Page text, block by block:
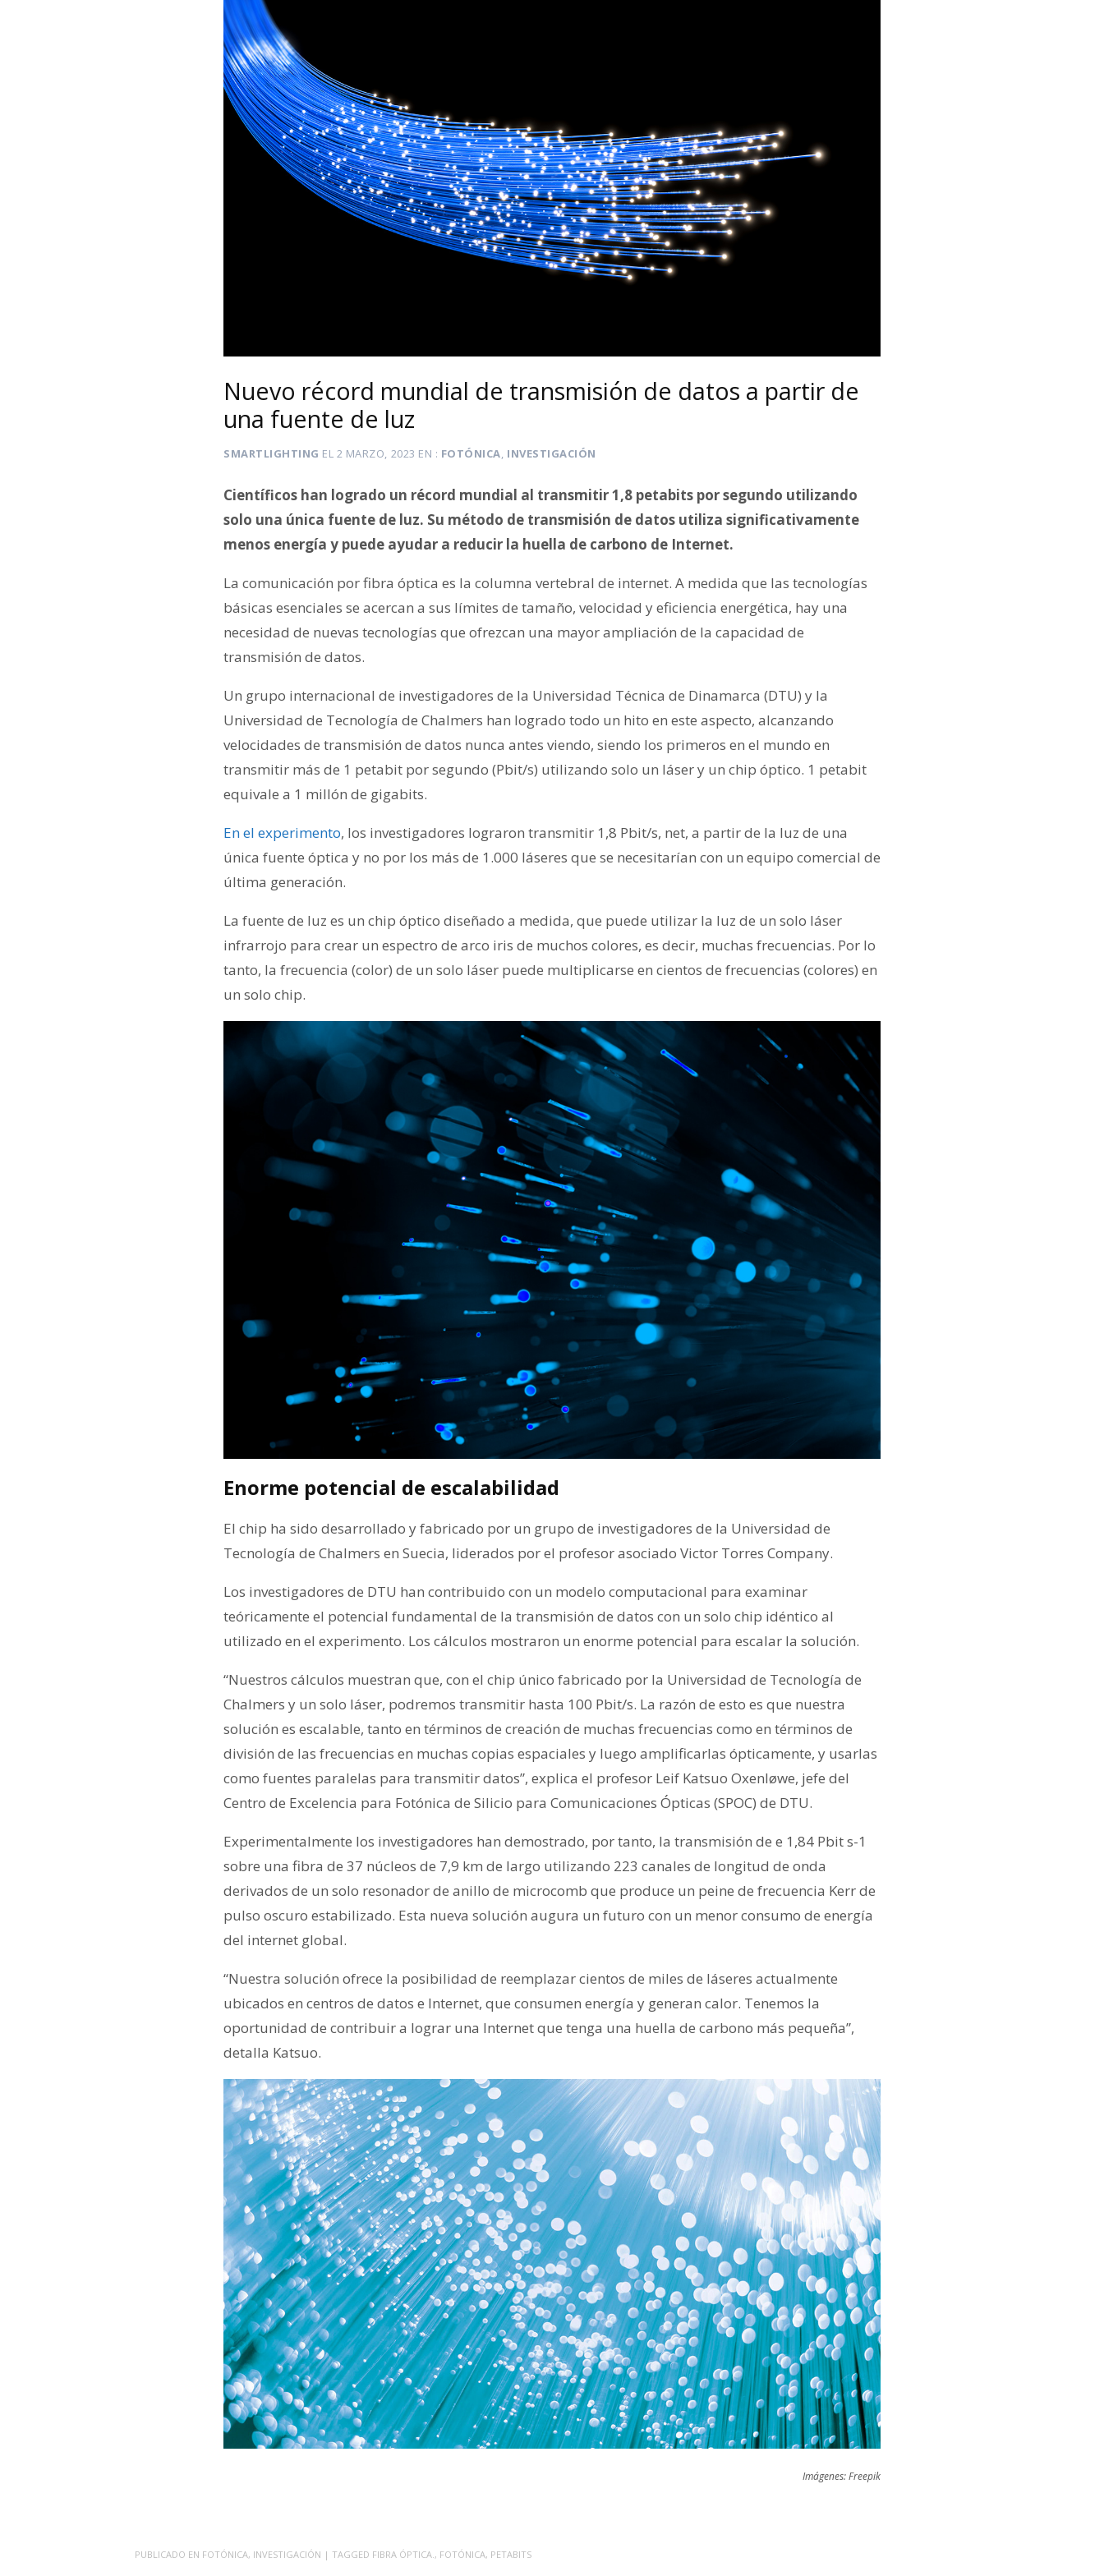
Nuevo récord mundial de transmisión de datos a partir de
una fuente de luz
SMARTLIGHTING EL 2 MARZO, 2023 EN FOTÓNICA, INVESTIGACIÓN
Científicos han logrado un récord mundial al transmitir 1,8 petabits por segundo utilizando
solo una única fuente de luz. Su método de transmisión de datos utiliza significativamente
menos energía y puede ayudar a reducir la huella de carbono de Internet.
La comunicación por fibra óptica es la columna vertebral de internet. A medida que las tecnologías
básicas esenciales se acercan a sus límites de tamaño, velocidad y eficiencia energética, hay una
necesidad de nuevas tecnologías que ofrezcan una mayor ampliación de la capacidad de
transmisión de datos.
Un grupo internacional de investigadores de la Universidad Técnica de Dinamarca (DTU) y la
Universidad de Tecnología de Chalmers han logrado todo un hito en este aspecto, alcanzando
velocidades de transmisión de datos nunca antes viendo, siendo los primeros en el mundo en
transmitir más de 1 petabit por segundo (Pbit/s) utilizando solo un láser y un chip óptico. 1 petabit
equivale a 1 millón de gigabits.
En el experimento, los investigadores lograron transmitir 1,8 Pbit/s, net, a partir de la luz de una
única fuente óptica y no por los más de 1.000 láseres que se necesitarían con un equipo comercial de
última generación.
La fuente de luz es un chip óptico diseñado a medida, que puede utilizar la luz de un solo láser
infrarrojo para crear un espectro de arco iris de muchos colores, es decir, muchas frecuencias. Por lo
tanto, la frecuencia (color) de un solo láser puede multiplicarse en cientos de frecuencias (colores) en
un solo chip.
Enorme potencial de escalabilidad
El chip ha sido desarrollado y fabricado por un grupo de investigadores de la Universidad de
Tecnología de Chalmers en Suecia, liderados por el profesor asociado Victor Torres Company.
Los investigadores de DTU han contribuido con un modelo computacional para examinar
teóricamente el potencial fundamental de la transmisión de datos con un solo chip idéntico al
utilizado en el experimento. Los cálculos mostraron un enorme potencial para escalar la solución.
“Nuestros cálculos muestran que, con el chip único fabricado por la Universidad de Tecnología de
Chalmers y un solo láser, podremos transmitir hasta 100 Pbit/s. La razón de esto es que nuestra
solución es escalable, tanto en términos de creación de muchas frecuencias como en términos de
división de las frecuencias en muchas copias espaciales y luego amplificarlas ópticamente, y usarlas
como fuentes paralelas para transmitir datos”, explica el profesor Leif Katsuo Oxenløwe, jefe del
Centro de Excelencia para Fotónica de Silicio para Comunicaciones Ópticas (SPOC) de DTU.
Experimentalmente los investigadores han demostrado, por tanto, la transmisión de e 1,84 Pbit s-1
sobre una fibra de 37 núcleos de 7,9 km de largo utilizando 223 canales de longitud de onda
derivados de un solo resonador de anillo de microcomb que produce un peine de frecuencia Kerr de
pulso oscuro estabilizado. Esta nueva solución augura un futuro con un menor consumo de energía
del internet global.
“Nuestra solución ofrece la posibilidad de reemplazar cientos de miles de láseres actualmente
ubicados en centros de datos e Internet, que consumen energía y generan calor. Tenemos la
oportunidad de contribuir a lograr una Internet que tenga una huella de carbono más pequeña”,
detalla Katsuo.
Imágenes: Freepik
PUBLICADO EN FOTÓNICA, INVESTIGACIÓN | TAGGED FIBRA ÓPTICA. , FOTÓNICA, PETABITS